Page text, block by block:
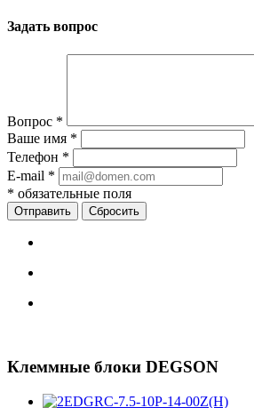
Задать вопрос
Вопрос *
Ваше имя *
Телефон *
E-mail *
* обязательные поля
Сбросить
Клеммные блоки DEGSON